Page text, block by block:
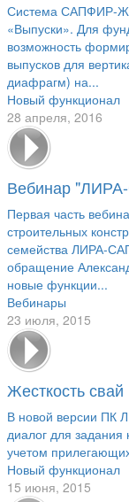
Система САПФИР-
«Выпуски». Для
возможность
выпусков для
диафрагм) на...
Новый функционал
28 апреля, 2016
Вебинар
Первая часть
строительных
семейства ЛИРА-
обращение
новые функции...
Вебинары
23 июля, 2015
Жесткость свай
В новой версии ПК
диалог для задания
учетом
Новый функционал
15 июня, 2015